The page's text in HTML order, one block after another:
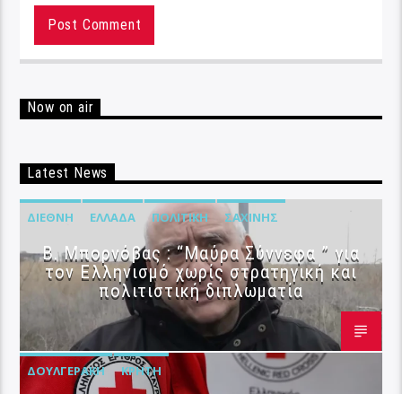
Now on air
Latest News
ΔΙΕΘΝΉ ΕΛΛΆΔΑ ΠΟΛΙΤΙΚΉ ΣΑΧΊΝΗΣ
B. Μπορνόβας : “Μαύρα Σύννεφα ” για
τον Ελληνισμό χωρίς στρατηγική και
πολιτιστική διπλωματία
ΔΟΥΛΓΕΡΆΚΗ ΚΡΉΤΗ